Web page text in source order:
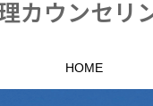
カウンセリ
HOME